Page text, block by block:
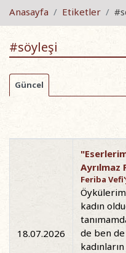
Anasayfa Etiketler
#söyleşi
Güncel
18.07.2026
Ayrılmaz
Feriba
kadın
de ben